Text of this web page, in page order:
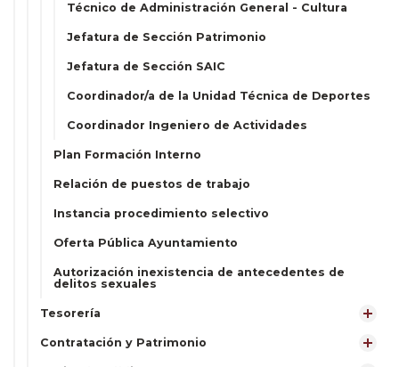
Técnico de Administración General - Cultura
Jefatura de Sección Patrimonio
Jefatura de Sección SAIC
Coordinador/a de la Unidad Técnica de Deportes
Coordinador Ingeniero de Actividades
Plan Formación Interno
Relación de puestos de trabajo
Instancia procedimiento selectivo
Oferta Pública Ayuntamiento
Autorización inexistencia de antecedentes de
delitos sexuales
Tesorería
Contratación y Patrimonio